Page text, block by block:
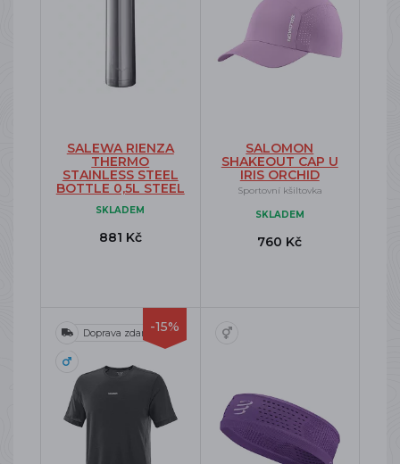
SALEWA RIENZA
THERMO
STAINLESS STEEL
BOTTLE 0,5L STEEL
SKLADEM
881 Kč
SALOMON
SHAKEOUT CAP U
IRIS ORCHID
Sportovní kšiltovka
SKLADEM
760 Kč
-15%
Doprava zdarma